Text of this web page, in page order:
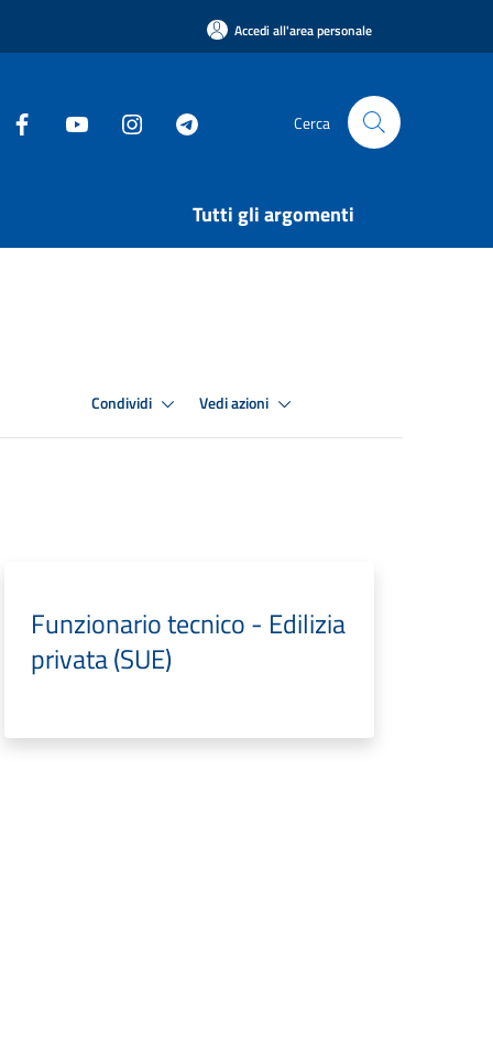
Accedi all'area personale
Cerca
Tutti gli argomenti
Condividi Vedi azioni
Funzionario tecnico - Edilizia
privata (SUE)